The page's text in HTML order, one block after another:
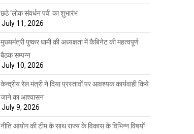
छठे ‘लोक संवर्धन पर्व’ का शुभारंभ
July 11, 2026
मुख्यमंत्री पुष्कर धामी की अध्यक्षता में कैबिनेट की महत्वपूर्ण
बैठक सम्पन्न
July 10, 2026
केन्द्रीय रेल मंत्री ने दिया प्रस्तावों पर आवश्यक कार्यवाही किये
जाने का आश्वासन
July 9, 2026
नीति आयोग की टीम के साथ राज्य के विकास के विभिन्न विषयों